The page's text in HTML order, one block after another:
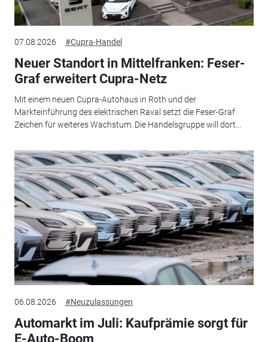
07.08.2026 #Cupra-Handel
Neuer Standort in Mittelfranken: Feser-
Graf erweitert Cupra-Netz
Mit einem neuen Cupra-Autohaus in Roth und der
Markteinführung des elektrischen Raval setzt die Feser-Graf
Zeichen für weiteres Wachstum. Die Handelsgruppe will dort...
06.08.2026 #Neuzulassungen
Automarkt im Juli: Kaufprämie sorgt für
E-Auto-Boom